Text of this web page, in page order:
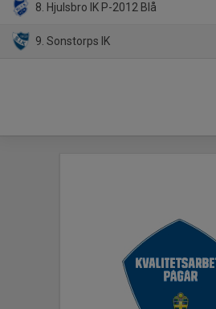
8. Hjulsbro IK P-2012 Blå
9. Sonstorps IK